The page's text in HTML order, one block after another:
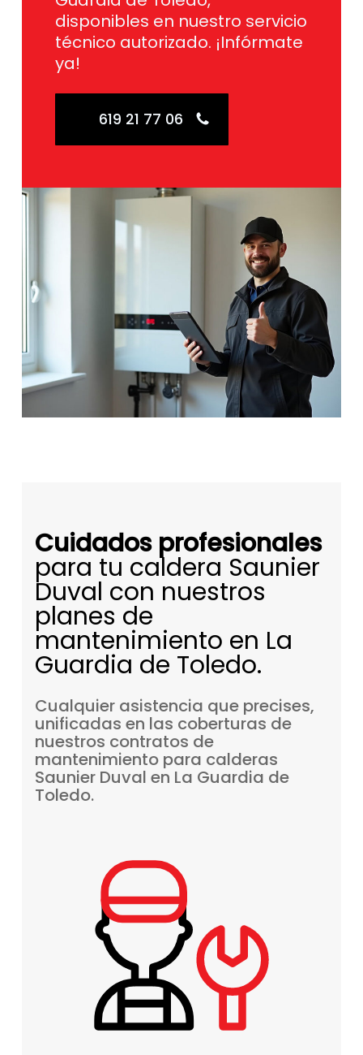
disponibles en nuestro servicio
técnico autorizado. ¡Infórmate
ya!
619 21 77 06
Cuidados profesionales
para tu caldera Saunier
Duval con nuestros
planes de
mantenimiento en La
Guardia de Toledo.
Cualquier asistencia que precises,
unificadas en las coberturas de
nuestros contratos de
mantenimiento para calderas
Saunier Duval en La Guardia de
Toledo.